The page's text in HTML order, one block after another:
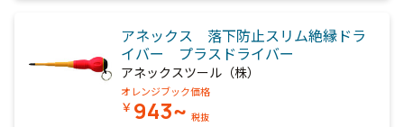
アネックス 落下防止スリム絶縁ドラ
イバー プラスドライバー
アネックスツール（株）
オレンジブック価格
￥ 943~ 税抜